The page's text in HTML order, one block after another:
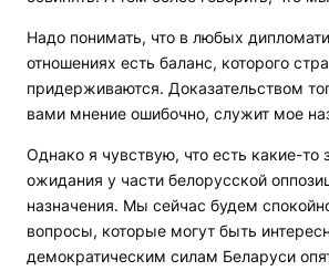
Надо понимать, что в любых
отношениях есть баланс, которого
придерживаются. Доказательством
вами мнение ошибочно, служит мое
Однако я чувствую, что есть какие-
ожидания у части белорусской
назначения. Мы сейчас будем
вопросы, которые могут быть
демократическим силам Беларуси